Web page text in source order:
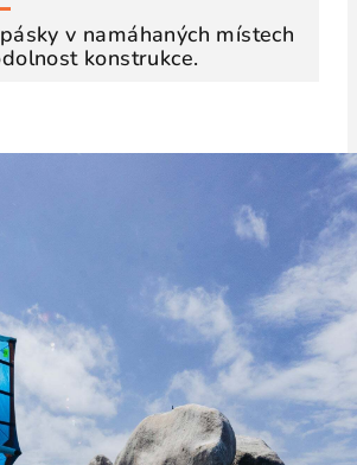
v namáhaných místech
konstrukce.